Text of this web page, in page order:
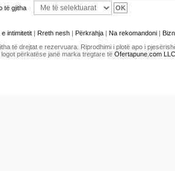
të gjitha
e intimitetit | Rreth nesh | Përkrahja | Na rekomandoni |
të drejtat e rezervuara. Riprodhimi i plotë apo i
përkatëse janë marka tregtare të Ofertapune.com LLC